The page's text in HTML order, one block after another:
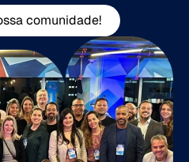
comunidade!